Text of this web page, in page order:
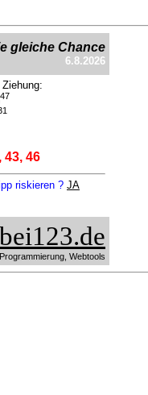
gleiche Chance
6.8.2026
43, 46
riskieren ? JA
Webtools